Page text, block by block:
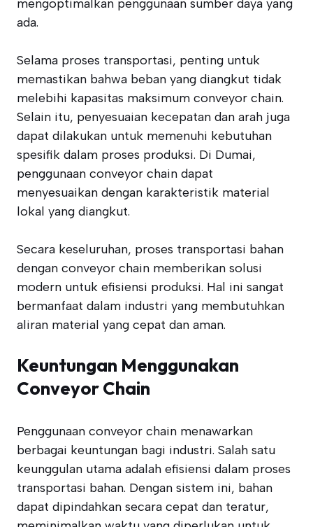
mengoptimalkan penggunaan sumber daya yang
ada.
Selama proses transportasi, penting untuk
memastikan bahwa beban yang diangkut tidak
melebihi kapasitas maksimum conveyor chain.
Selain itu, penyesuaian kecepatan dan arah juga
dapat dilakukan untuk memenuhi kebutuhan
spesifik dalam proses produksi. Di Dumai,
penggunaan conveyor chain dapat
menyesuaikan dengan karakteristik material
lokal yang diangkut.
Secara keseluruhan, proses transportasi bahan
dengan conveyor chain memberikan solusi
modern untuk efisiensi produksi. Hal ini sangat
bermanfaat dalam industri yang membutuhkan
aliran material yang cepat dan aman.
Keuntungan Menggunakan
Conveyor Chain
Penggunaan conveyor chain menawarkan
berbagai keuntungan bagi industri. Salah satu
keunggulan utama adalah efisiensi dalam proses
transportasi bahan. Dengan sistem ini, bahan
dapat dipindahkan secara cepat dan teratur,